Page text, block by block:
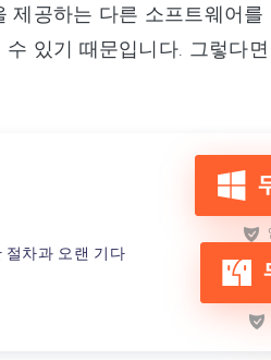
공하는 다른 소프트웨어
있기 때문입니다. 그렇다
절차과 오랜 기다